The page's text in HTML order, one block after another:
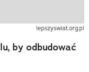
lepszyswiat.org.pl
by odbudować